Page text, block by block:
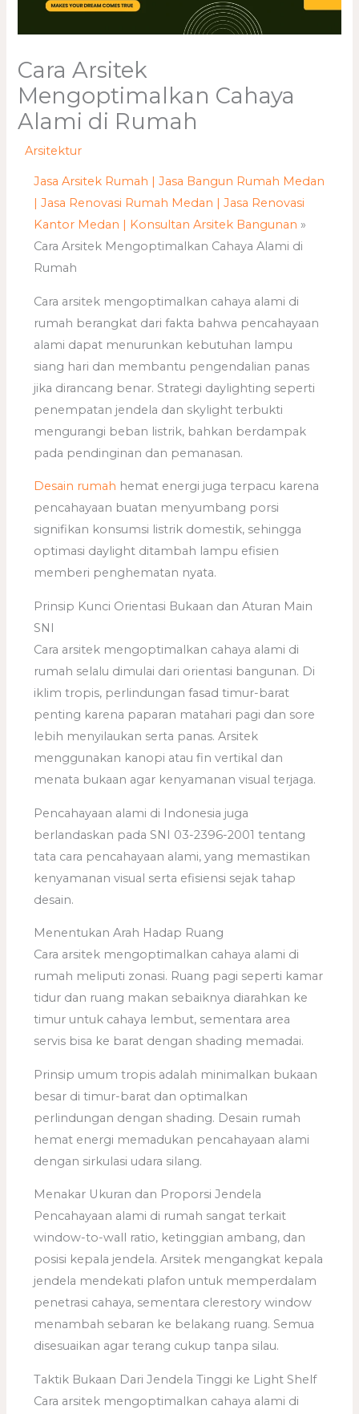
Cara Arsitek
Mengoptimalkan Cahaya
Alami di Rumah
/Arsitektur
Jasa Arsitek Rumah | Jasa Bangun Rumah Medan
| Jasa Renovasi Rumah Medan | Jasa Renovasi
Kantor Medan | Konsultan Arsitek Bangunan »
Cara Arsitek Mengoptimalkan Cahaya Alami di
Rumah
Cara arsitek mengoptimalkan cahaya alami di
rumah berangkat dari fakta bahwa pencahayaan
alami dapat menurunkan kebutuhan lampu
siang hari dan membantu pengendalian panas
jika dirancang benar. Strategi daylighting seperti
penempatan jendela dan skylight terbukti
mengurangi beban listrik, bahkan berdampak
pada pendinginan dan pemanasan.
Desain rumah hemat energi juga terpacu karena
pencahayaan buatan menyumbang porsi
signifikan konsumsi listrik domestik, sehingga
optimasi daylight ditambah lampu efisien
memberi penghematan nyata.
Prinsip Kunci Orientasi Bukaan dan Aturan Main
SNI
Cara arsitek mengoptimalkan cahaya alami di
rumah selalu dimulai dari orientasi bangunan. Di
iklim tropis, perlindungan fasad timur-barat
penting karena paparan matahari pagi dan sore
lebih menyilaukan serta panas. Arsitek
menggunakan kanopi atau fin vertikal dan
menata bukaan agar kenyamanan visual terjaga.
Pencahayaan alami di Indonesia juga
berlandaskan pada SNI 03-2396-2001 tentang
tata cara pencahayaan alami, yang memastikan
kenyamanan visual serta efisiensi sejak tahap
desain.
Menentukan Arah Hadap Ruang
Cara arsitek mengoptimalkan cahaya alami di
rumah meliputi zonasi. Ruang pagi seperti kamar
tidur dan ruang makan sebaiknya diarahkan ke
timur untuk cahaya lembut, sementara area
servis bisa ke barat dengan shading memadai.
Prinsip umum tropis adalah minimalkan bukaan
besar di timur-barat dan optimalkan
perlindungan dengan shading. Desain rumah
hemat energi memadukan pencahayaan alami
dengan sirkulasi udara silang.
Menakar Ukuran dan Proporsi Jendela
Pencahayaan alami di rumah sangat terkait
window-to-wall ratio, ketinggian ambang, dan
posisi kepala jendela. Arsitek mengangkat kepala
jendela mendekati plafon untuk memperdalam
penetrasi cahaya, sementara clerestory window
menambah sebaran ke belakang ruang. Semua
disesuaikan agar terang cukup tanpa silau.
Taktik Bukaan Dari Jendela Tinggi ke Light Shelf
Cara arsitek mengoptimalkan cahaya alami di